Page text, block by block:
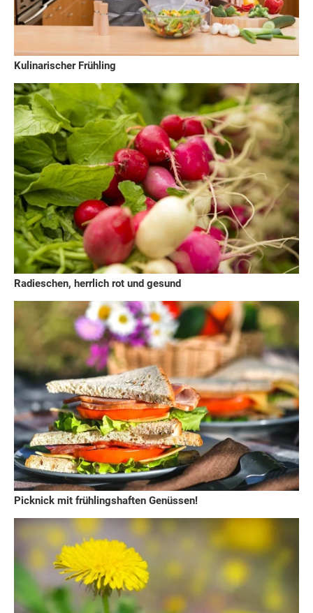
Kulinarischer Frühling
Radieschen, herrlich rot und gesund
Picknick mit frühlingshaften Genüssen!